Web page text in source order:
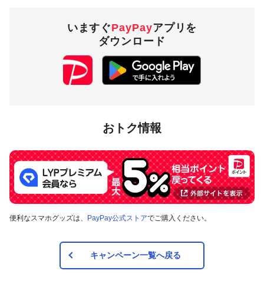
いますぐPayPayアプリを
ダウンロード
おトク情報
便利なスマホグッズは、 PayPay公式ストアでご購入ください。
キャンペーン一覧へ戻る